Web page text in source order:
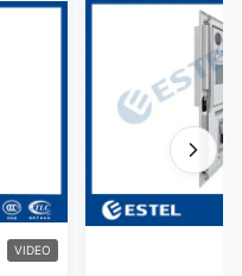
VIDEO